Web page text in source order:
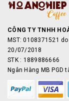
CÔNG TY TNHH
MST: 0108371521
20/07/2018
STK : 1889886666
Ngân Hàng MB PGD